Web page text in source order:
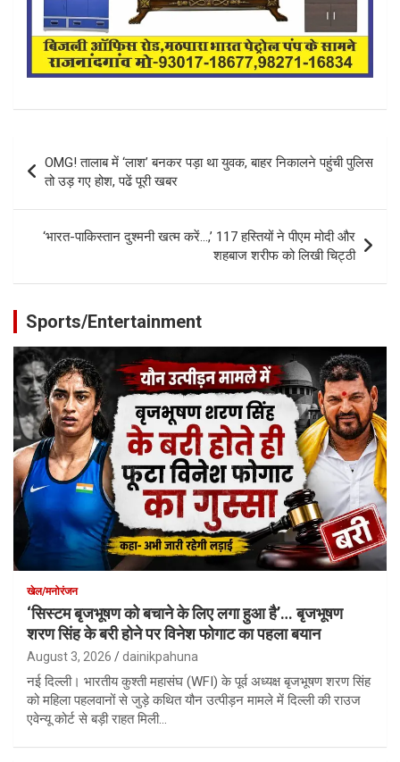
navigation
OMG! तालाब में ‘लाश’ बनकर पड़ा था युवक, बाहर निकालने पहुंची पुलिस
तो उड़ गए होश, पढें पूरी खबर
‘भारत-पाकिस्तान दुश्मनी खत्म करें…,’ 117 हस्तियों ने पीएम मोदी और
शहबाज शरीफ को लिखी चिट्ठी
Sports/Entertainment
खेल/मनोरंजन
‘सिस्टम बृजभूषण को बचाने के लिए लगा हुआ है’… बृजभूषण
शरण सिंह के बरी होने पर विनेश फोगाट का पहला बयान
August 3, 2026 dainikpahuna
नई दिल्ली। भारतीय कुश्ती महासंघ (WFI) के पूर्व अध्यक्ष बृजभूषण शरण सिंह
को महिला पहलवानों से जुड़े कथित यौन उत्पीड़न मामले में दिल्ली की राउज
एवेन्यू कोर्ट से बड़ी राहत मिली…